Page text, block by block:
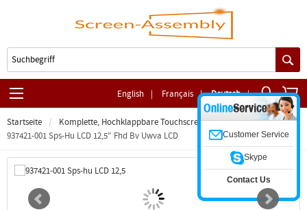
English | Français | Deutsch |
Startseite
Komplette, Hochklappbare Touchscreen-Baugruppe
937421-001 Sps-Hu LCD 12,5" Fhd Bv Uwva LCD
Customer Service
Skype
Contact Us